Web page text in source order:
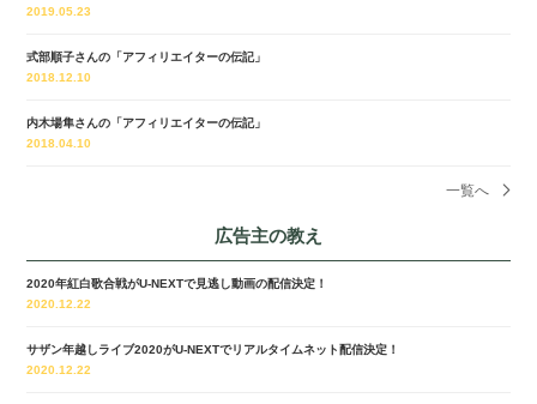
2019.05.23
式部順子さんの「アフィリエイターの伝記」
2018.12.10
内木場隼さんの「アフィリエイターの伝記」
2018.04.10
一覧へ
広告主の教え
2020年紅白歌合戦がU-NEXTで見逃し動画の配信決定！
2020.12.22
サザン年越しライブ2020がU-NEXTでリアルタイムネット配信決定！
2020.12.22